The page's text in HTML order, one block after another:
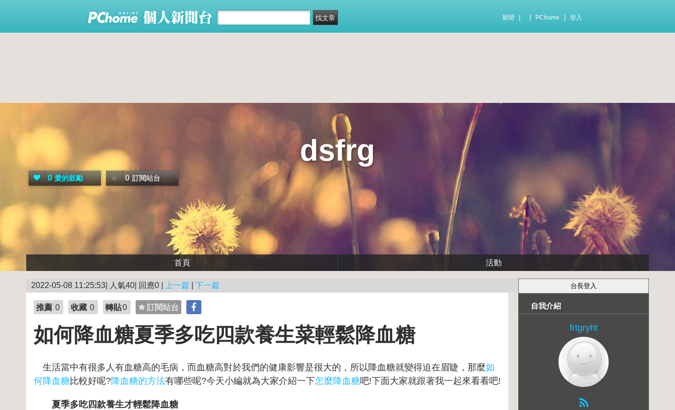
新聞 PChome 登入
dsfrg
0 愛的鼓勵 0 訂閱站台
首頁 活動
2022-05-08 11:25:53| 人氣40| 回應0 | 上一篇 下一篇
推薦 0 收藏 0 轉貼0 訂閱站台
如何降血糖夏季多吃四款養生菜輕鬆降血糖
生活當中有很多人有血糖高的毛病，而血糖高對於我們的健康影響是很大的，所以降血糖就變得迫在眉睫，那麼如
何降血糖比較好呢?降血糖的方法有哪些呢?今天小編就為大家介紹一下怎麼降血糖吧!下面大家就跟著我一起來看看吧!
夏季多吃四款養生才輕鬆降血糖
自我介紹
frtgryht